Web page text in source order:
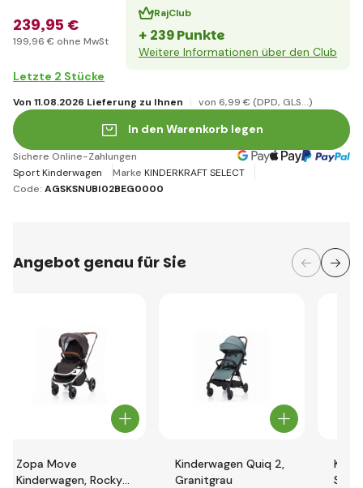
239,95 €
199,96 € ohne MwSt
RajClub
+ 239 Punkte
Weitere Informationen über den Club
Letzte 2 Stücke
Von 11.08.2026 Lieferung zu Ihnen von 6,99 € (DPD, GLS...)
In den Warenkorb legen
Sichere Online-Zahlungen
Sport Kinderwagen
Marke KINDERKRAFT SELECT
Code: AGSKSNUBI02BEG0000
Angebot genau für Sie
Zopa Move
Kinderwagen, Rocky
Kinderwagen Quiq 2,
Granitgrau